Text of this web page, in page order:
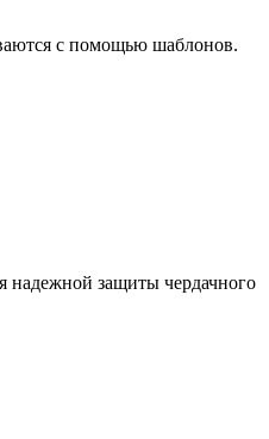
с помощью шаблонов.
надежной защиты чердачного